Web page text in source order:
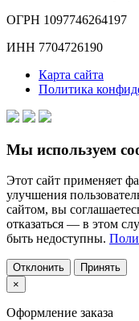
ОГРН 1097746264197
ИНН 7704726190
Карта сайта
Политика
Мы используем
Этот сайт применяет
улучшения
сайтом, вы
отказаться — в этом
быть недоступны.
Отклонить
Принять
×
Оформление заказа